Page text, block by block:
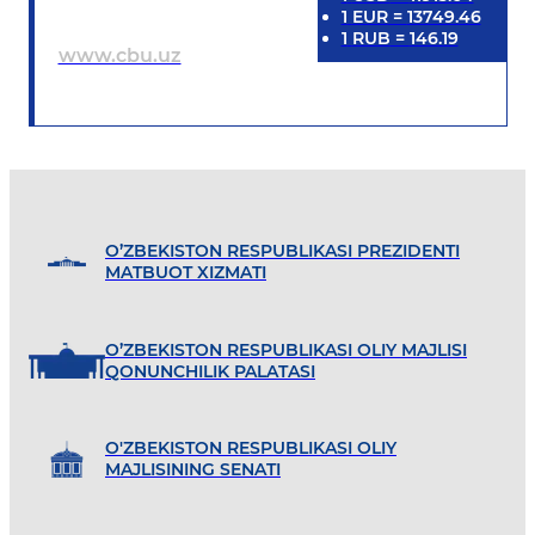
www.cbu.uz
1 EUR= 13749.46
1 RUB = 146.19
O’ZBEKISTON RESPUBLIKASI PREZIDENTI
MATBUOT XIZMATI
O’ZBEKISTON RESPUBLIKASI OLIY MAJLISI
QONUNCHILIK PALATASI
O'ZBEKISTON RESPUBLIKASI OLIY
MAJLISINING SENATI